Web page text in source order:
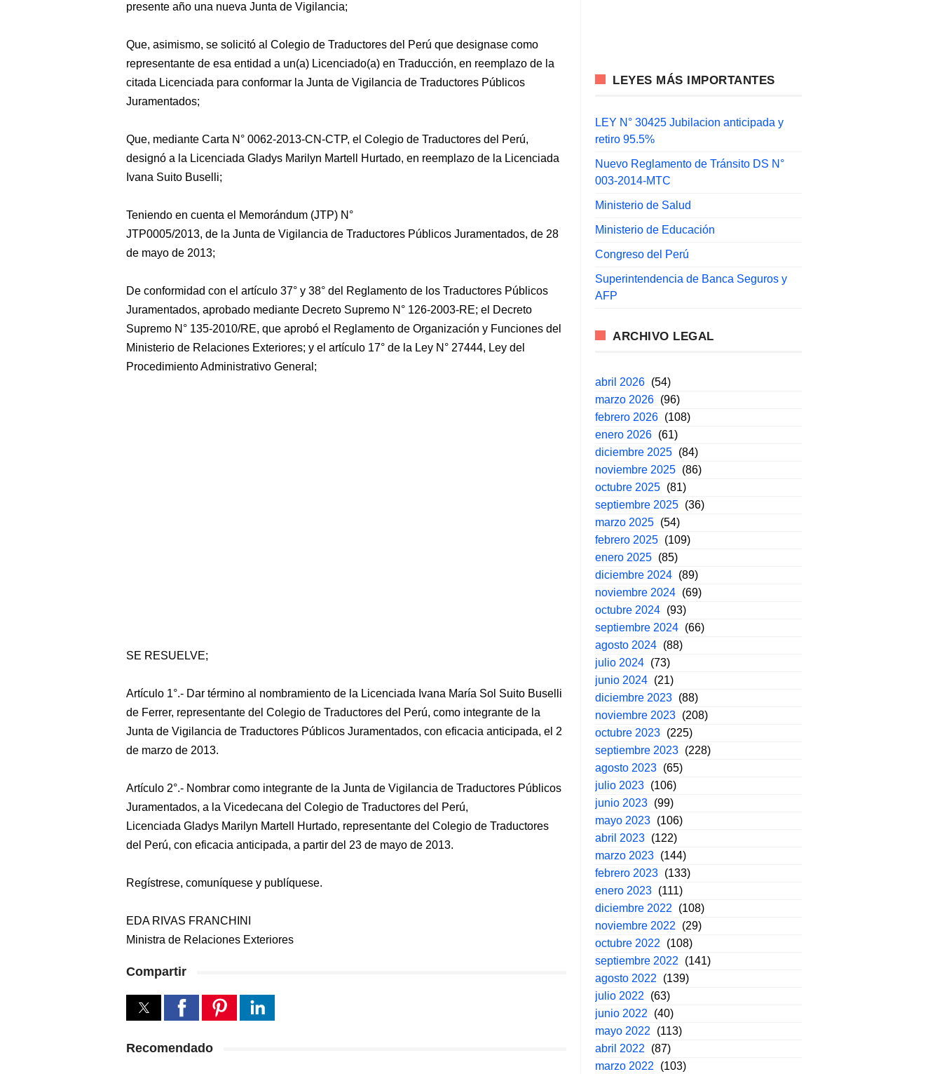
presente año una nueva Junta de Vigilancia;
Que, asimismo, se solicitó al Colegio de Traductores del Perú que designase como
representante de esa entidad a un(a) Licenciado(a) en Traducción, en reemplazo de la
citada Licenciada para conformar la Junta de Vigilancia de Traductores Públicos
Juramentados;
Que, mediante Carta N° 0062-2013-CN-CTP, el Colegio de Traductores del Perú,
designó a la Licenciada Gladys Marilyn Martell Hurtado, en reemplazo de la Licenciada
Ivana Suito Buselli;
Teniendo en cuenta el Memorándum (JTP) N°
JTP0005/2013, de la Junta de Vigilancia de Traductores Públicos Juramentados, de 28
de mayo de 2013;
De conformidad con el artículo 37° y 38° del Reglamento de los Traductores Públicos
Juramentados, aprobado mediante Decreto Supremo N° 126-2003-RE; el Decreto
Supremo N° 135-2010/RE, que aprobó el Reglamento de Organización y Funciones del
Ministerio de Relaciones Exteriores; y el artículo 17° de la Ley N° 27444, Ley del
Procedimiento Administrativo General;
SE RESUELVE;
Artículo 1°.- Dar término al nombramiento de la Licenciada Ivana María Sol Suito Buselli
de Ferrer, representante del Colegio de Traductores del Perú, como integrante de la
Junta de Vigilancia de Traductores Públicos Juramentados, con eficacia anticipada, el 2
de marzo de 2013.
Artículo 2°.- Nombrar como integrante de la Junta de Vigilancia de Traductores Públicos
Juramentados, a la Vicedecana del Colegio de Traductores del Perú,
Licenciada Gladys Marilyn Martell Hurtado, representante del Colegio de Traductores
del Perú, con eficacia anticipada, a partir del 23 de mayo de 2013.
Regístrese, comuníquese y publíquese.
EDA RIVAS FRANCHINI
Ministra de Relaciones Exteriores
Compartir
Recomendado
LEYES MÁS IMPORTANTES
LEY N° 30425 Jubilacion anticipada y
retiro 95.5%
Nuevo Reglamento de Tránsito DS N°
003-2014-MTC
Ministerio de Salud
Ministerio de Educación
Congreso del Perú
Superintendencia de Banca Seguros y
AFP
ARCHIVO LEGAL
abril 2026 (54)
marzo 2026 (96)
febrero 2026 (108)
enero 2026 (61)
diciembre 2025 (84)
noviembre 2025 (86)
octubre 2025 (81)
septiembre 2025 (36)
marzo 2025 (54)
febrero 2025 (109)
enero 2025 (85)
diciembre 2024 (89)
noviembre 2024 (69)
octubre 2024 (93)
septiembre 2024 (66)
agosto 2024 (88)
julio 2024 (73)
junio 2024 (21)
diciembre 2023 (88)
noviembre 2023 (208)
octubre 2023 (225)
septiembre 2023 (228)
agosto 2023 (65)
julio 2023 (106)
junio 2023 (99)
mayo 2023 (106)
abril 2023 (122)
marzo 2023 (144)
febrero 2023 (133)
enero 2023 (111)
diciembre 2022
(108)
noviembre 2022
(29)
octubre 2022
(108)
septiembre 2022
(141)
agosto 2022
(139)
julio 2022
(63)
junio 2022
(40)
mayo 2022
(113)
abril 2022
(87)
marzo 2022
(103)